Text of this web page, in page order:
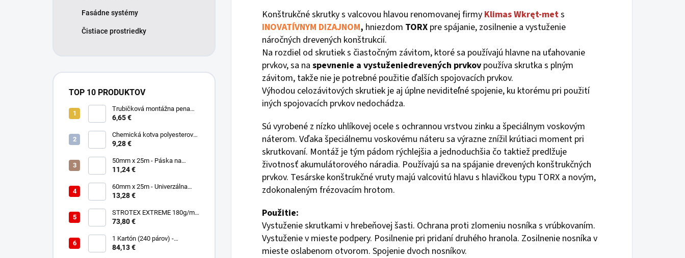
Fasádne systémy
Čistiace prostriedky
TOP 10 PRODUKTOV
Trubičková montážna pena
SMART 750ml - Nízkorozťažná
6,65 €
Chemická kotva polyesterová
300ml
9,28 €
50mm x 25m - Páska na
spájanie a opravu membrán -
11,24 €
60mm x 25m - Univerzálna
páska - Jednostranná
13,28 €
STROTEX EXTREME 180g/m2
- Strešná fólia / membrána
73,80 €
1 Kartón (240 párov) -
Rukavice Verken onyx
84,13 €
Konštrukčné skrutky s valcovou hlavou renomovanej firmy KlimasWkręt-mets
INOVATÍVNYM DIZAJNOM, hniezdom TORX pre spájanie, zosilnenie a vystuženie
náročných drevených konštrukcií.
Na rozdiel od skrutiek s čiastočným závitom, ktoré sa používajú hlavne na uťahovanie
prvkov, sa na spevnenie a vystuženiedrevených prvkov používa skrutka s plným
závitom, takže nie je potrebné použitie ďalších spojovacích prvkov.
Výhodou celozávitových skrutiek je aj úplne neviditeľné spojenie, ku ktorému pri použití
iných spojovacích prvkov nedochádza.
Sú vyrobené z nízko uhlíkovej ocele s ochrannou vrstvou zinku a špeciálnym voskovým
náterom. Vďaka špeciálnemu voskovému náteru sa výrazne znížil krútiaci moment pri
skrutkovaní. Montáž je tým pádom rýchlejšia a jednoduchšia čo taktiež predlžuje
životnosť akumulátorového náradia. Používajú sa na spájanie drevených konštrukčných
prvkov. Tesárske konštrukčné vruty majú valcovitú hlavu s hlavičkou typu TORX a novým,
zdokonaleným frézovacím hrotom.
Použitie:
Vystuženie skrutkami v hrebeňovej šasti. Ochrana proti zlomeniu nosníka s vrúbkovaním.
Vystuženie v mieste podpery. Posilnenie pri pridaní druhého hranola. Zosilnenie nosníka v
mieste oslabenom otvorom. Spojenie dvoch nosníkov.